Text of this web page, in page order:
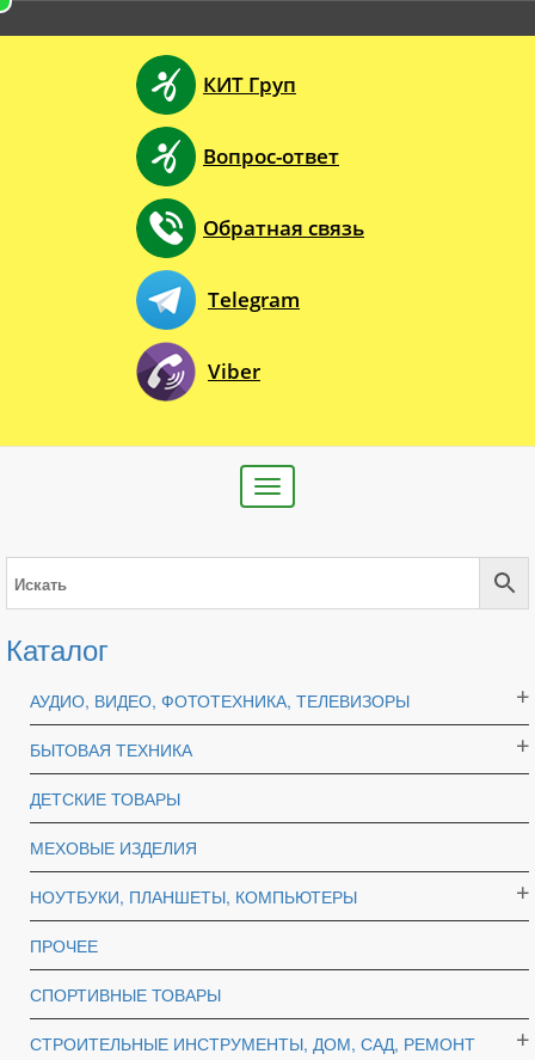
КИТ Груп
Вопрос-ответ
Обратная связь
Telegram
Viber
Toggle
navigation
Каталог
АУДИО, ВИДЕО, ФОТОТЕХНИКА, ТЕЛЕВИЗОРЫ
БЫТОВАЯ ТЕХНИКА
ДЕТСКИЕ ТОВАРЫ
МЕХОВЫЕ ИЗДЕЛИЯ
НОУТБУКИ, ПЛАНШЕТЫ, КОМПЬЮТЕРЫ
ПРОЧЕЕ
СПОРТИВНЫЕ ТОВАРЫ
СТРОИТЕЛЬНЫЕ ИНСТРУМЕНТЫ, ДОМ, САД, РЕМОНТ